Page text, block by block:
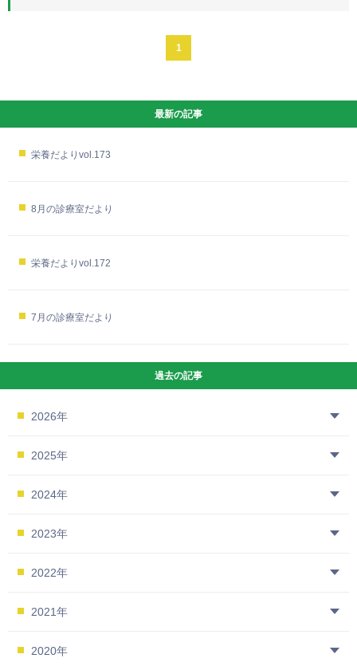
1
最新の記事
栄養だよりvol.173
8月の診療室だより
栄養だよりvol.172
7月の診療室だより
過去の記事
2026年
2025年
2024年
2023年
2022年
2021年
2020年